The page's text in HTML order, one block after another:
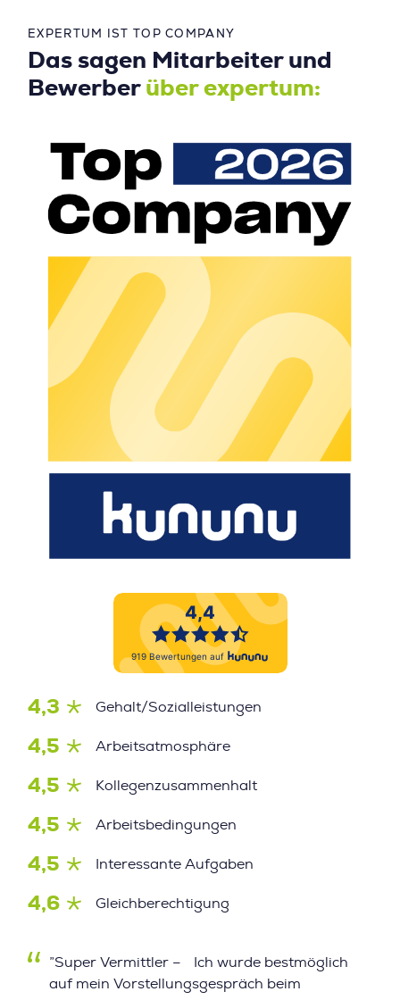
EXPERTUM IST TOP COMPANY
Das sagen Mitarbeiter und
Bewerber über expertum:
4,3 Gehalt/Sozialleistungen
4,5 Arbeitsatmosphäre
4,5 Kollegenzusammenhalt
4,5 Arbeitsbedingungen
4,5 Interessante Aufgaben
4,6 Gleichberechtigung
”Super Vermittler – Ich wurde bestmöglich
auf mein Vorstellungsgespräch beim